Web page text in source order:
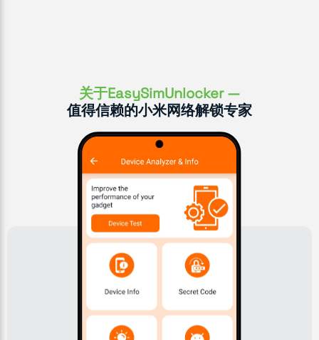
关于EasySimUnlocker —
值得信赖的小米网络解锁专家